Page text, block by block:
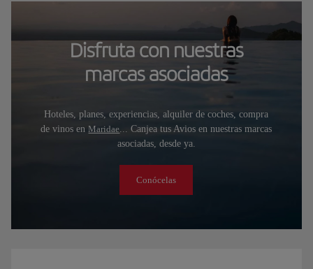
Disfruta con nuestras
marcas asociadas
Hoteles, planes, experiencias, alquiler de coches, compra
de vinos enMaridae... Canjea tus Avios en nuestras marcas
asociadas, desde ya.
Conócelas